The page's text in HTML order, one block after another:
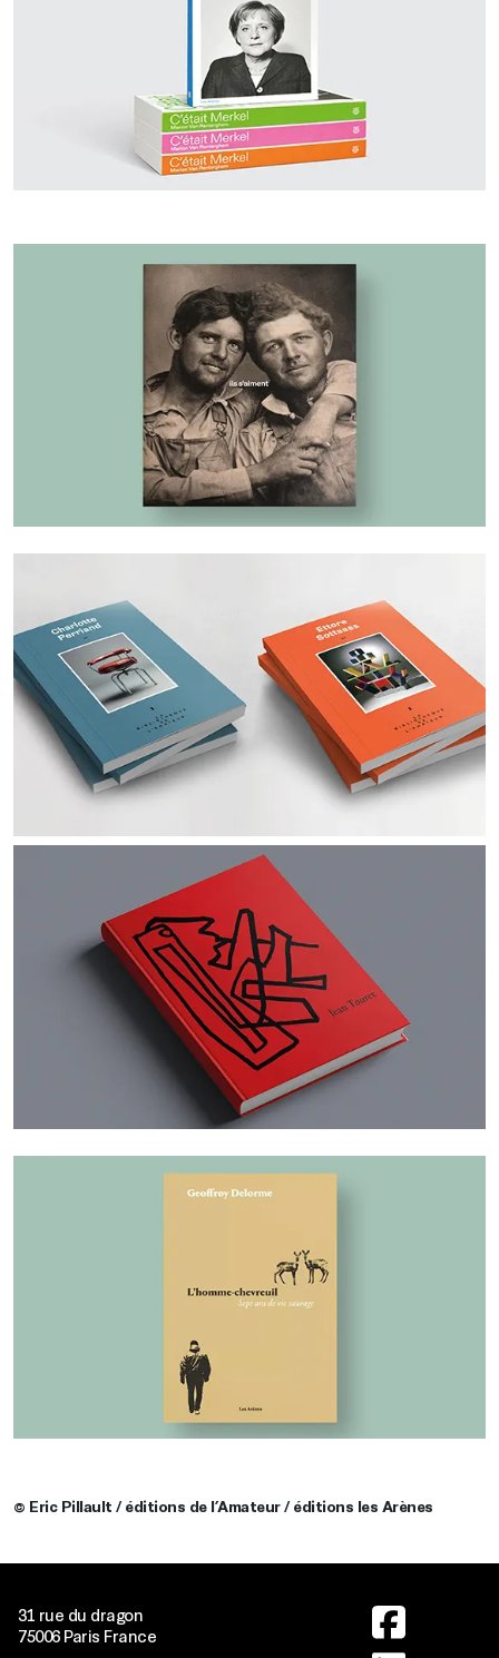
© Eric Pillault / éditions de l’Amateur / éditions les Arènes
31 rue du dragon
75006 Paris France
Image